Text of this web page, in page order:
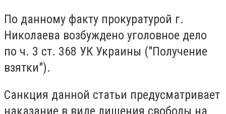
По данному факту прокуратурой г.
Николаева возбуждено уголовное дело
по ч. 3 ст. 368 УК Украины ("Получение
взятки").
Санкция данной статьи предусматривает
наказание в виде лишения свободы на